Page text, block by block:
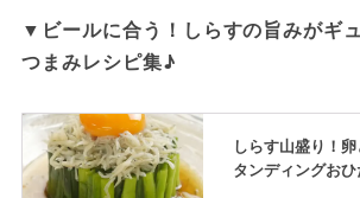
▼ビールに合う！しらすの旨みがギ
つまみレシピ集♪
しらす山盛り！
タンディングおひ